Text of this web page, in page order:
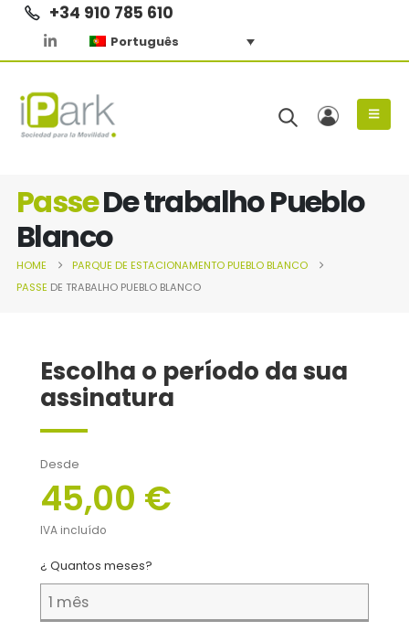
+34 910 785 610
Português
PasseDe trabalho Pueblo
Blanco
HOME PARQUE DE ESTACIONAMENTOPUEBLO BLANCO
PASSE DE TRABALHO PUEBLO BLANCO
Escolha o período da sua
assinatura
Desde
45,00 €
IVA incluído
¿ Quantos meses?